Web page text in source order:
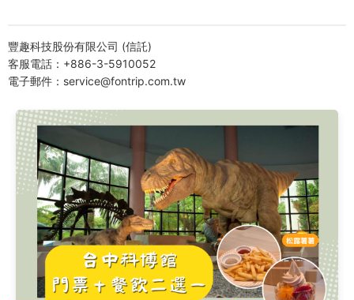
豐趣科技股份有限公司 (信託)
客服電話：+886-3-5910052
電子郵件：service@fontrip.com.tw